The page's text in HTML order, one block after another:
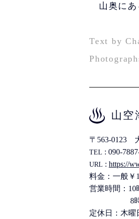
山奥にあ
Text by
山空
〒563-0123
TEL : 090-
URL : https://
料金：一般￥
営業時間：10
8時〜
定休日：木曜